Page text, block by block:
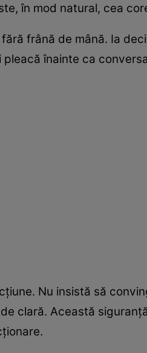
în mod natural, cea
frână de mână. Ia
înainte ca
Nu insistă să
clară. Această